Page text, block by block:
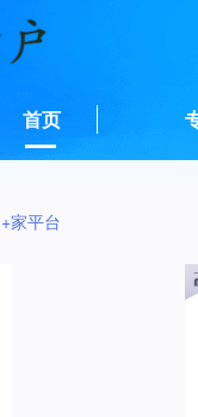
首页
+家平台